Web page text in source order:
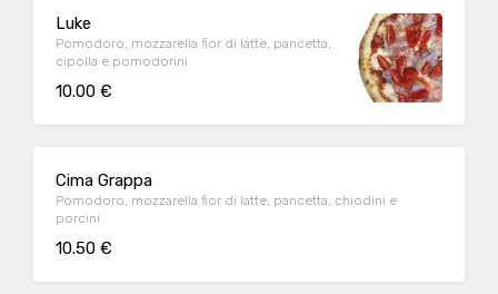
Luke
Pomodoro, mozzarella fior di latte, pancetta,
cipolla e pomodorini
10.00 €
Cima Grappa
Pomodoro, mozzarella fior di latte, pancetta, chiodini e
porcini
10.50 €